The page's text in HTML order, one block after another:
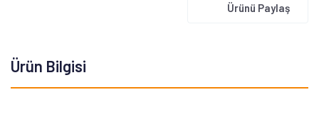
Ürünü Paylaş
Ürün Bilgisi